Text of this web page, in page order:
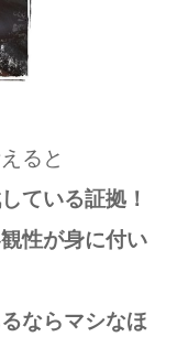
ると
ている証拠！
性が身に付い
ならマシなほ